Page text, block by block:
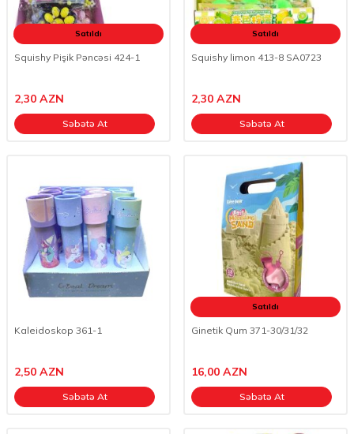
Satıldı
Squishy Pişik Pəncəsi 424-1
2,30 AZN
Səbətə At
Satıldı
Squishy limon 413-8 SA0723
2,30 AZN
Səbətə At
Kaleidoskop 361-1
2,50 AZN
Səbətə At
Satıldı
Ginetik Qum 371-30/31/32
16,00 AZN
Səbətə At